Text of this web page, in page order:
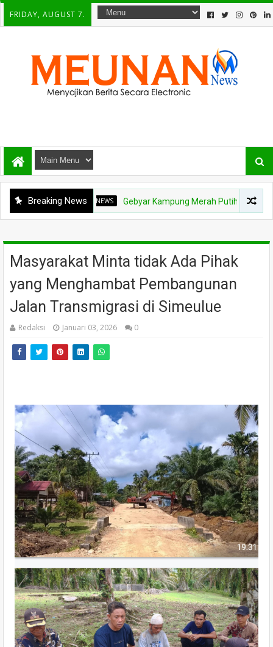
FRIDAY, AUGUST 7.
Breaking News
NEWS Gebyar Kampung Merah Putih Berhadiah Rp150
Masyarakat Minta tidak Ada Pihak
yang Menghambat Pembangunan
Jalan Transmigrasi di Simeulue
Redaksi Januari 03, 2026 0